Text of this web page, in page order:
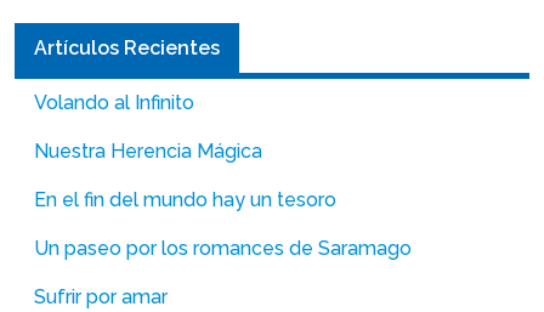
Artículos Recientes
Volando al Infinito
Nuestra Herencia Mágica
En el fin del mundo hay un tesoro
Un paseo por los romances de Saramago
Sufrir por amar